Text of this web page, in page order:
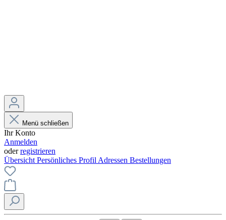
Menü schließen
Ihr Konto
Anmelden
oderregistrieren
Übersicht Persönliches Profil Adressen Bestellungen